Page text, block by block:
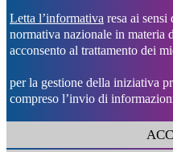
Letta l’informativa resa ai
normativa nazionale in materia
acconsento al trattamento dei
per la gestione della iniziativa
compreso l’invio di